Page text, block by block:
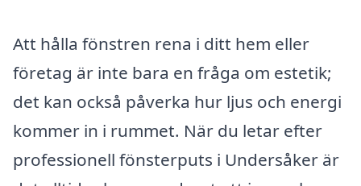
Att hålla fönstren rena i ditt hem eller
företag är inte bara en fråga om estetik;
det kan också påverka hur ljus och energi
kommer in i rummet. När du letar efter
professionell fönsterputs i Undersåker är